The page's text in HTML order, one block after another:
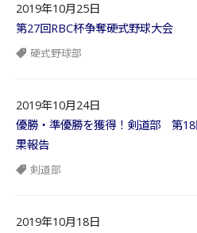
2019年10月25日
第27回RBC杯争奪硬式野球大会
硬式野球部
2019年10月24日
優勝・準優勝を獲得！剣道部 第
果報告
剣道部
2019年10月18日